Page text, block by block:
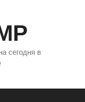
сегодня в